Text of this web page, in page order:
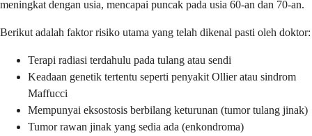
meningkat dengan usia, mencapai puncak pada usia 60-an dan 70-an.
Berikut adalah faktor risiko utama yang telah dikenal pasti oleh doktor:
Terapi radiasi terdahulu pada tulang atau sendi
Keadaan genetik tertentu seperti penyakit Ollier atau sindrom
Maffucci
Mempunyai eksostosis berbilang keturunan (tumor tulang jinak)
Tumor rawan jinak yang sedia ada (enkondroma)